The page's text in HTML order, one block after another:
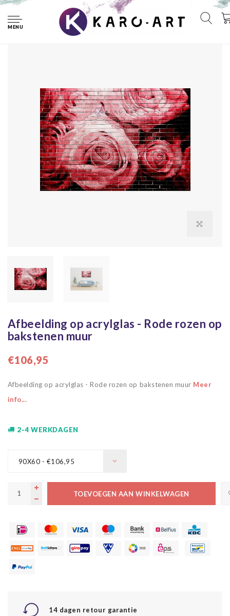
MENU
Afbeelding op acrylglas - Rode rozen op bakstenen muur
Afbeelding op acrylglas - Rode rozen op
bakstenen muur
€106,95
Afbeelding op acrylglas - Rode rozen op bakstenen muur Meer
info...
2-4 WERKDAGEN
90X60 - €106,95
TOEVOEGEN AAN WINKELWAGEN
14 dagen retour garantie